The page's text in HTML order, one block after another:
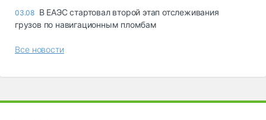
03.08 В ЕАЭС стартовал второй этап отслеживания
грузов по навигационным пломбам
Все новости